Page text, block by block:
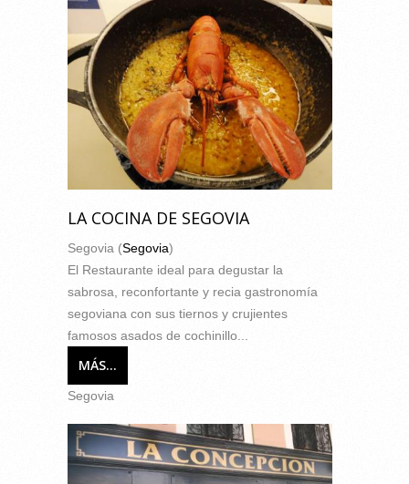
LA COCINA DE SEGOVIA
Segovia (Segovia)
El Restaurante ideal para degustar la
sabrosa, reconfortante y recia gastronomía
segoviana con sus tiernos y crujientes
famosos asados de cochinillo...
MÁS...
Segovia